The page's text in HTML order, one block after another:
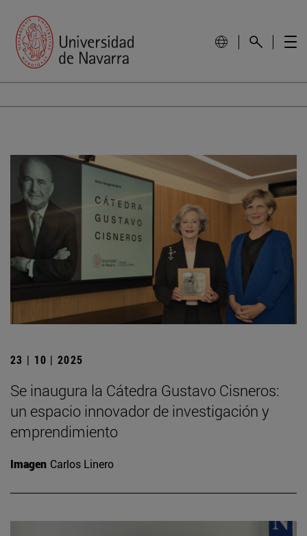
23 | 10 | 2025
Se inaugura la Cátedra Gustavo Cisneros:
un espacio innovador de investigación y
emprendimiento
Imagen Carlos Linero